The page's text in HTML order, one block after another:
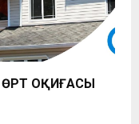
ОҚИҒАСЫ